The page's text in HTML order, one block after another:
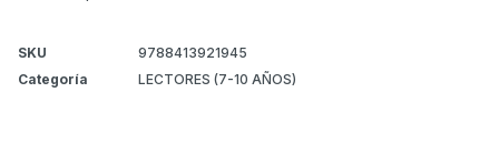
SKU
9788413921945
Categoría
LECTORES (7-10 AÑOS)